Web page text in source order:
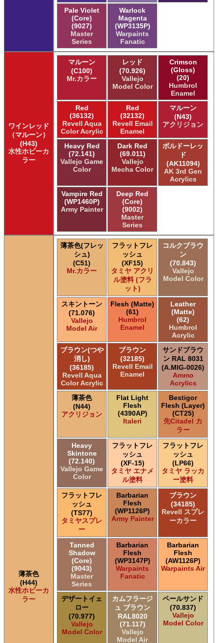
Pale Violet
(Core)
(9027)
Master
Series
Warlock
Magenta
(WP3135P)
Warpaints
Fanatic
ワインレッド
（マルーン）
(H43)
水性ホビーカ
ラー
マルーン
(C100)
Mr.カラー
レッド
(70.926)
Vallejo
Model Color
Crimson
(Gloss)
(20)
Humbrol
Enamel
Red
(36132)
Revell Aqua
Color Acrylic
Red
(32132)
Revell Email
Enamel
マルーン
(N43)
アクリジョン
Heavy Red
(72.141)
Vallejo Game
Color
Dark Red
(69.011)
Vallejo
Mecha Color
ボルドーレッ
ド
(AK11094)
AK 3rd Gen
Acrylics
Vampire Red
(WP1460P)
Army Painter
Deep Red
(Core)
(9002)
Master
Series
薄茶色
(H44)
水性ホビーカ
ラー
薄茶色(フレッ
シュ)
(C51)
Mr.カラー
フラットフレ
ッシュ
(XF15)
タミヤ アクリ
ル塗料 (フラ
ット)
コルクブラウ
ン
(70.843)
Vallejo
Model Color
スキントーン
(71.076)
Vallejo
Model Air
Flesh (Matte)
(61)
Humbrol
Enamel
Leather
(Matte)
(62)
Humbrol
Acrylic
ブラウン(つや
消し)
(36185)
Revell Aqua
Color Acrylic
ブラウン
(32185)
Revell Email
Enamel
サンドブラウ
ン RAL 8031
(A.MIG-0026)
Ammo
Acrylics
薄茶色
(N44)
アクリジョン
Flat Light
Flesh
(4390AP)
Italeri
Bestigor
Flesh (Layer)
(CT25)
先Citadel カ
ラー
Heavy
Skintone
(72.140)
Vallejo Game
Color
フラットフレ
ッシュ
(XF-15)
タミヤ エナメ
ル塗料
フラットフレ
ッシュ
(LP66)
タミヤ ラッカ
ー塗料
フラットフレ
ッシュ
(TS77)
タミヤスプレ
ー
Barbarian
Flesh
(WP1126P)
Army Painter
ブラウン
(34185)
Revell スプレ
ーカラー
Tanned
Shadow
(Core)
(9043)
Master
Series
Barbarian
Flesh
(WP3147P)
Warpaints
Fanatic
Barbarian
Flesh
(AW1126P)
Warpaints Air
デザートイェ
ロー
(70.977)
Vallejo
Model Color
カムフラージ
ュ ブラウン
RAL8020
(71.117)
Vallejo
Model Air
ペールサンド
(70.837)
Vallejo
Model Color